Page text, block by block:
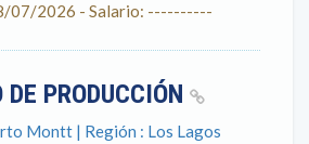
07/2026 - Salario: ----------
DE PRODUCCIÓN
Montt | Región : Los Lagos